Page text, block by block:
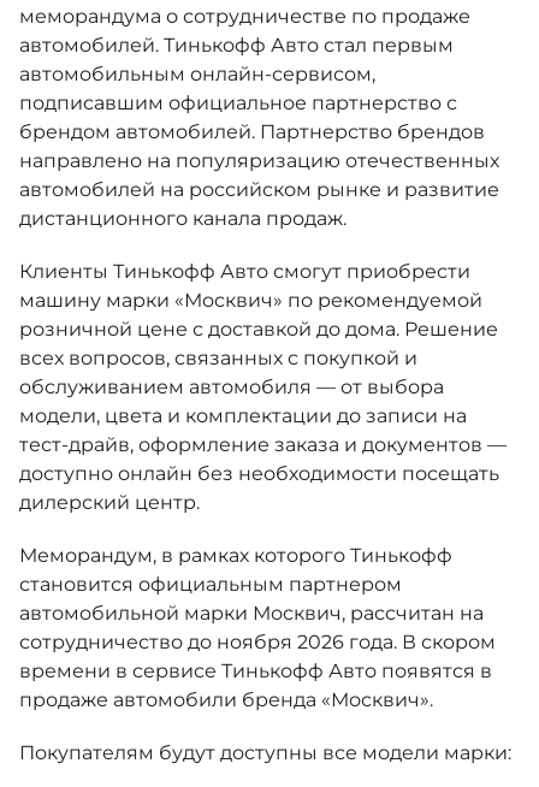
меморандума о сотрудничестве по продаже
автомобилей. Тинькофф Авто стал первым
автомобильным онлайн-сервисом,
подписавшим официальное партнерство с
брендом автомобилей. Партнерство брендов
направлено на популяризацию отечественных
автомобилей на российском рынке и развитие
дистанционного канала продаж.
Клиенты Тинькофф Авто смогут приобрести
машину марки «Москвич» по рекомендуемой
розничной цене с доставкой до дома. Решение
всех вопросов, связанных с покупкой и
обслуживанием автомобиля — от выбора
модели, цвета и комплектации до записи на
тест-драйв, оформление заказа и документов —
доступно онлайн без необходимости посещать
дилерский центр.
Меморандум, в рамках которого Тинькофф
становится официальным партнером
автомобильной марки Москвич, рассчитан на
сотрудничество до ноября 2026 года. В скором
времени в сервисе Тинькофф Авто появятся в
продаже автомобили бренда «Москвич».
Покупателям будут доступны все модели марки: